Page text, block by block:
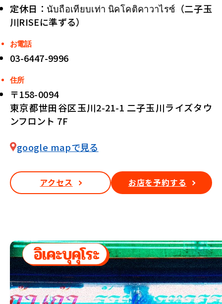
定休日：นับถือเทียบเท่า นิคโคติคาวาไรซ์（二子玉
川RISEに準ずる）
お電話
03-6447-9996
住所
〒158-0094
東京都世田谷区玉川2-21-1 二子玉川ライズタウ
ンフロント 7F
google mapで見る
アクセス お店を予約する